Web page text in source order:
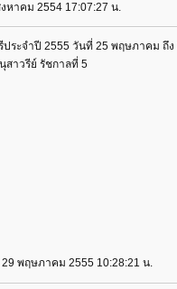
หาคม 2554 17:07:27 น.
ประจำปี 2555 วันที่ 25 พฤษภาคม ​ถึ
สาวรีย์ รัชกาลที่ 5
29 พฤษภาคม 2555 10:28:21 น.